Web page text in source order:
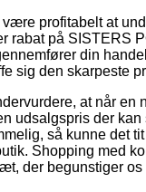
være profitabelt at
rabat på SISTERS
din
sig den skarpeste
at når en
udsalgspris der kan
så kunne det
Shopping med
der begunstiger